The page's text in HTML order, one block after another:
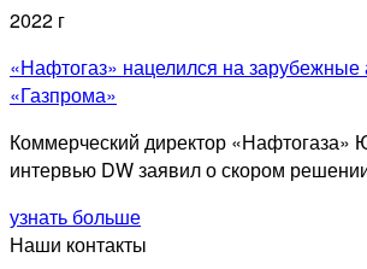
2022 г
«Нафтогаз» нацелился на зарубежные
«Газпрома»
Коммерческий директор «Нафтогаза»
интервью DW заявил о скором
узнать больше
Наши контакты